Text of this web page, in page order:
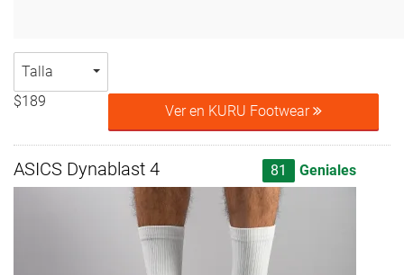
Talla
$189
Ver en KURU Footwear
ASICS Dynablast 4 81 Geniales